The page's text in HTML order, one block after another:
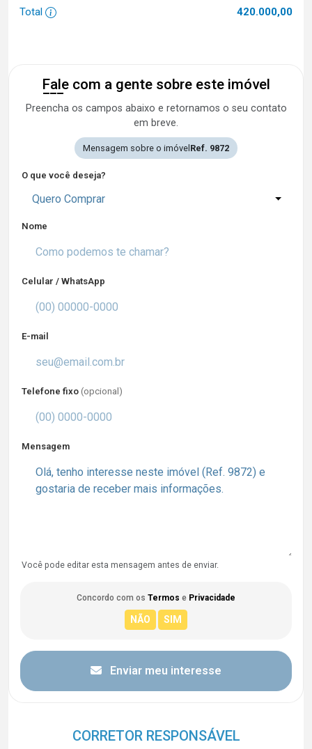
Total 420.000,00
Fale com a gente sobre este imóvel
Preencha os campos abaixo e retornamos o seu contato
em breve.
Mensagem sobre o imóvel Ref. 9872
O que você deseja?
Quero Comprar
Nome
Celular / WhatsApp
E-mail
Telefone fixo (opcional)
Mensagem
Você pode editar esta mensagem antes de enviar.
Concordo com os Termos e Privacidade
Enviar meu interesse
CORRETOR RESPONSÁVEL